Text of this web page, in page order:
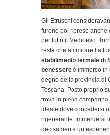
Gli Etruschi
furono poi riprese anche
per tutto il Medioevo.
resta che ammirare
stabilimento termale di
benessere è immerso in
degno della provincia di
Toscana. Posto proprio
trova in piena
ideale dove concedersi
rigenerante. Immergersi
decisamente